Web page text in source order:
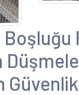
Güvenlik